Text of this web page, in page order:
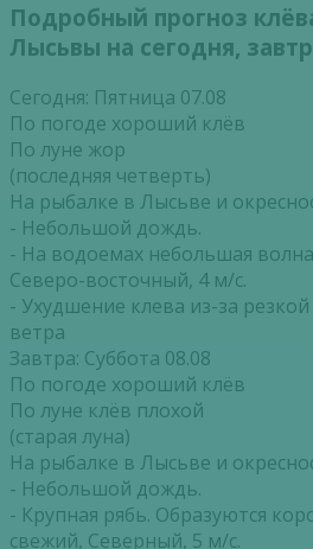
Подробный прогноз
Лысьвы на сегодня,
Сегодня: Пятница 07.08
По погоде хороший клёв
По луне жор
(последняя четверть)
На рыбалке в Лысьве и
- Небольшой дождь.
- На водоемах небольшая
Северо-восточный, 4 м/с.
- Ухудшение клева из-за
ветра
Завтра: Суббота 08.08
По погоде хороший клёв
По луне клёв плохой
(старая луна)
На рыбалке в Лысьве и
- Небольшой дождь.
- Крупная рябь. Образуются
свежий, Северный, 5 м/с.